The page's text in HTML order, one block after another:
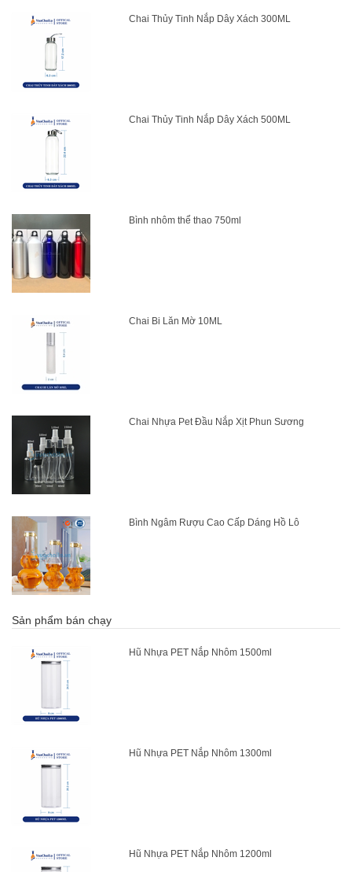
Chai Thủy Tinh Nắp Dây Xách 300ML
Chai Thủy Tinh Nắp Dây Xách 500ML
Bình nhôm thể thao 750ml
Chai Bi Lăn Mờ 10ML
Chai Nhựa Pet Đầu Nắp Xịt Phun Sương
Bình Ngâm Rượu Cao Cấp Dáng Hồ Lô
Sản phẩm bán chạy
Hũ Nhựa PET Nắp Nhôm 1500ml
Hũ Nhựa PET Nắp Nhôm 1300ml
Hũ Nhựa PET Nắp Nhôm 1200ml